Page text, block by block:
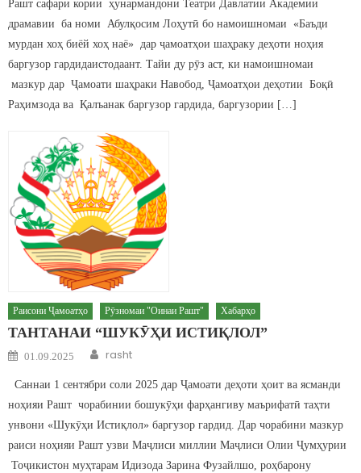
Рашт сафари кории ҳунармандони Театри Давлатии Академии
драмавии ба номи Абулқосим Лоҳутӣ бо намоишномаи «Баъди
мурдан хоҳ биёй хоҳ наё» дар ҷамоатҳои шаҳраку деҳоти ноҳия
баргузор гардидаистодаант. Тайи ду рӯз аст, ки намоишномаи
мазкур дар Ҷамоати шаҳраки Навобод, Ҷамоатҳои деҳотии Боқӣ
Раҳимзода ва Қалъанак баргузор гардида, баргузории […]
Раисони Ҷамоатҳо Рӯзномаи "Оинаи Рашт" Хабарҳо
ТАНТАНАИ “ШУКӮҲИ ИСТИҚЛОЛ”
Posted on
01.09.2025 Author
rasht
Саннаи 1 сентябри соли 2025 дар Ҷамоати деҳоти ҳоит ва ясманди
ноҳияи Рашт чорабинии бошукӯҳи фарҳангиву маърифатӣ таҳти
унвони «Шукӯҳи Истиқлол» баргузор гардид. Дар чорабини мазкур
раиси ноҳияи Рашт узви Маҷлиси миллии Маҷлиси Олии Ҷумҳурии
Тоҷикистон муҳтарам Идизода Зарина Фузайлшо, роҳбарону